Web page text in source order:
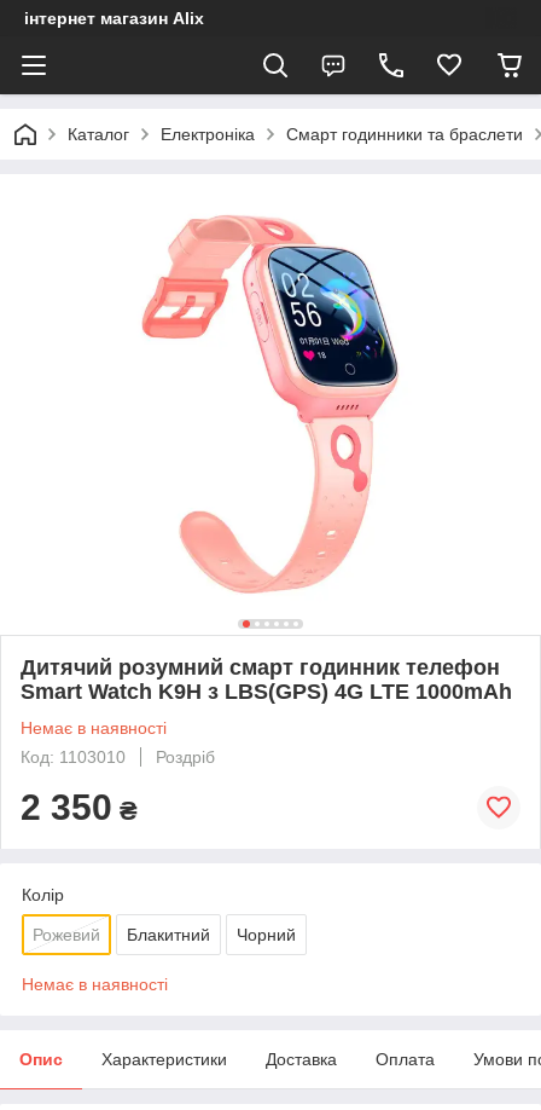
інтернет магазин Alix
Каталог Електроніка Смарт годинники та браслети
Дитячий розумний смарт годинник телефон
Smart Watch K9H з LBS(GPS) 4G LTE 1000mAh
Немає в наявності
Код: 1103010
Роздріб
2 350 ₴
Колір
Рожевий Блакитний Чорний
Немає в наявності
Опис Характеристики Доставка Оплата Умови